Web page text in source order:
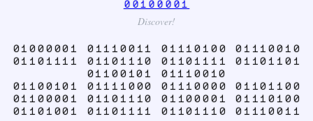
00100001
Discover!
01000001 01110011 01110100 01110010
01101111 01101110 01101111 01101101
01100101 01110010
01100101 01111000 01110000 01101100
01100001 01101110 01100001 01110100
01101001 01101111 01101110 01110011